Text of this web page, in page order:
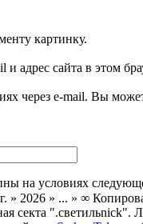
картинку.
и адрес сайта в этом
через e-mail. Вы
на условиях
» 2026 » ... » ∞
секта ".светильnick".